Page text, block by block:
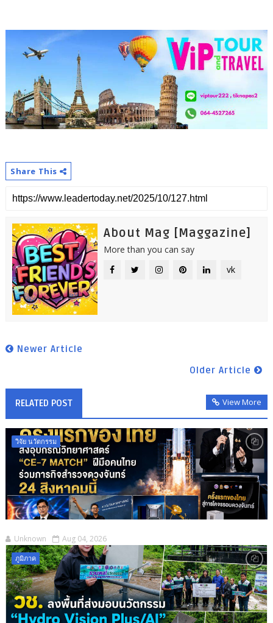
Share This
About Mag [Maggazine]
More than you can say
vk
Newer Article
Older Article
RELATED POST View More
วิจัย นวัตกรรม
Unknown Aug 04, 2026
ภูมิภาค